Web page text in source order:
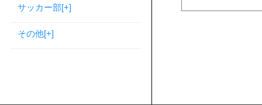
サッカー部[+]
その他[+]